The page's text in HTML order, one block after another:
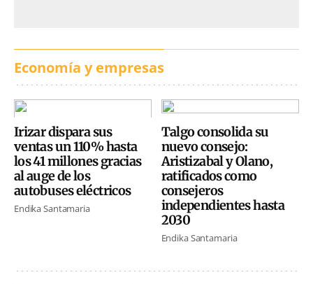
Economía y empresas
Irizar dispara sus
ventas un 110% hasta
los 41 millones gracias
al auge de los
autobuses eléctricos
Endika Santamaria
Talgo consolida su
nuevo consejo:
Aristizabal y Olano,
ratificados como
consejeros
independientes hasta
2030
Endika Santamaria